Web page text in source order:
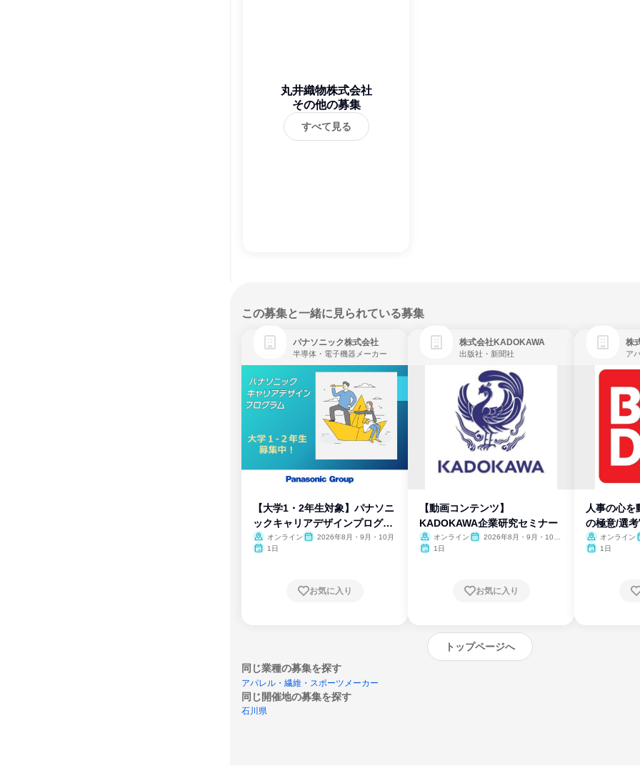
丸井織物株式会社
その他の募集
すべて見る
この募集と一緒に見られている募集
パナソニック株式会社
半導体・電子機器メーカー
【大学1・2年生対象】パナソニ
ックキャリアデザインプログラ
ム
オンライン
2026年8月・9月・10月
1日
お気に入り
株式会社KADOKAWA
出版社・新聞社
【動画コンテンツ】
KADOKAWA企業研究セミナー
オンライン
2026年8月・9月・10
1日
お気に入り
株
人事の心を
の極意/選
開
オンライン
1日
トップページへ
同じ業種の募集を探す
アパレル・繊維・スポーツメーカー
同じ開催地の募集を探す
石川県